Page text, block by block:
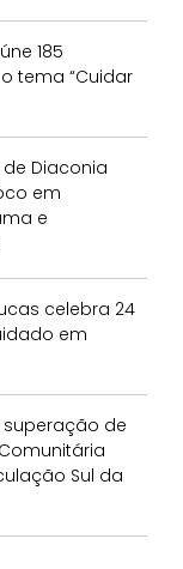
185
tema “Cuidar
Diaconia
em
e
celebra 24
em
de
Sul da